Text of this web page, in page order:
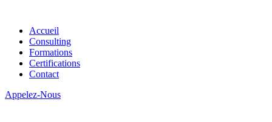
Accueil
Consulting
Formations
Certifications
Contact
Appelez-Nous